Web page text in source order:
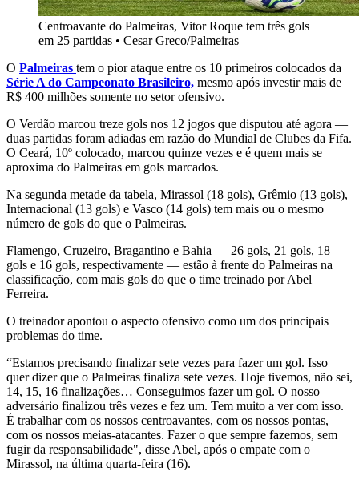
Centroavante do Palmeiras, Vitor Roque tem três gols
em 25 partidas • Cesar Greco/Palmeiras
O Palmeiras tem o pior ataque entre os 10 primeiros colocados da
Série A do Campeonato Brasileiro, mesmo após investir mais de
R$ 400 milhões somente no setor ofensivo.
O Verdão marcou treze gols nos 12 jogos que disputou até agora —
duas partidas foram adiadas em razão do Mundial de Clubes da Fifa.
O Ceará, 10º colocado, marcou quinze vezes e é quem mais se
aproxima do Palmeiras em gols marcados.
Na segunda metade da tabela, Mirassol (18 gols), Grêmio (13 gols),
Internacional (13 gols) e Vasco (14 gols) tem mais ou o mesmo
número de gols do que o Palmeiras.
Flamengo, Cruzeiro, Bragantino e Bahia — 26 gols, 21 gols, 18
gols e 16 gols, respectivamente — estão à frente do Palmeiras na
classificação, com mais gols do que o time treinado por Abel
Ferreira.
O treinador apontou o aspecto ofensivo como um dos principais
problemas do time.
“Estamos precisando finalizar sete vezes para fazer um gol. Isso
quer dizer que o Palmeiras finaliza sete vezes. Hoje tivemos, não sei,
14, 15, 16 finalizações… Conseguimos fazer um gol. O nosso
adversário finalizou três vezes e fez um. Tem muito a ver com isso.
É trabalhar com os nossos centroavantes, com os nossos pontas,
com os nossos meias-atacantes. Fazer o que sempre fazemos, sem
fugir da responsabilidade", disse Abel, após o empate com o
Mirassol, na última quarta-feira (16).